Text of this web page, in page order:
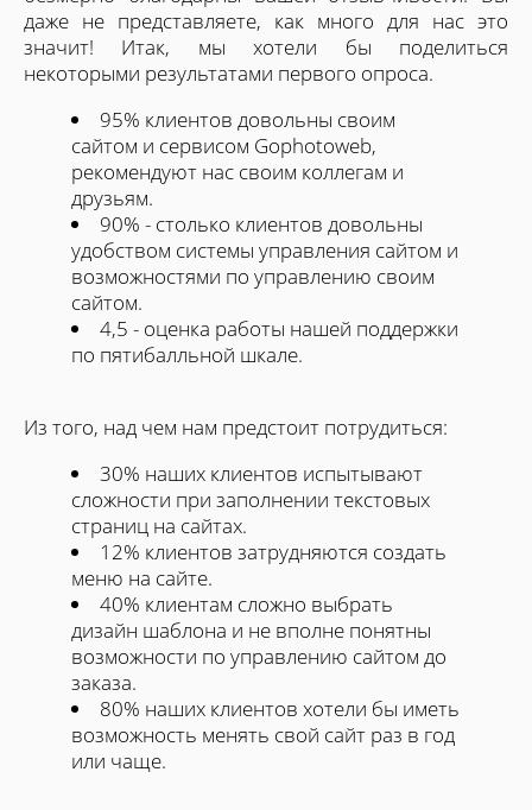
даже не представляете, как много для нас это
значит! Итак, мы хотели бы поделиться
некоторыми результатами первого опроса.
95% клиентов довольны своим
сайтом и сервисом Gophotoweb,
рекомендуют нас своим коллегам и
друзьям.
90% - столько клиентов довольны
удобством системы управления сайтом и
возможностями по управлению своим
сайтом.
4,5 - оценка работы нашей поддержки
по пятибалльной шкале.
Из того, над чем нам предстоит потрудиться:
30% наших клиентов испытывают
сложности при заполнении текстовых
страниц на сайтах.
12% клиентов затрудняются создать
меню на сайте.
40% клиентам сложно выбрать
дизайн шаблона и не вполне понятны
возможности по управлению сайтом до
заказа.
80% наших клиентов хотели бы иметь
возможность менять свой сайт раз в год
или чаще.